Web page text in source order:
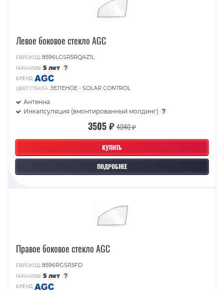
КУПИТЬ
ПОДРОБНЕЕ
Левое боковое стекло AGC
ЕВРОКОД:8596LGSR5RQAZ1L
ГАРАНТИЯ:5 лет ?
БРЕНД:
ЦВЕТ СТЕКЛА:ЗЕЛЕНОЕ - SOLAR CONTROL
Антенна
Инкапсуляция (вмонтированный молдинг) ?
3505 ₽4040 ₽
Правое боковое стекло AGC
ЕВРОКОД:8596RGSR5FD
ГАРАНТИЯ:5 лет ?
БРЕНД: